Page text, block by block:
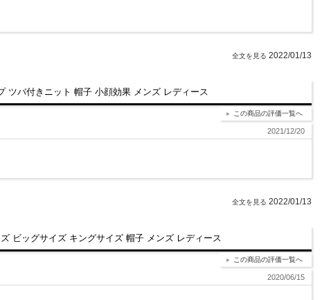
2022/01/13
ツバ付きニット 帽子 小顔効果 メンズ レディース
この商品の評価一覧へ
2021/12/20
2022/01/13
ビッグサイズ キングサイズ 帽子 メンズ レディース
この商品の評価一覧へ
2020/06/15